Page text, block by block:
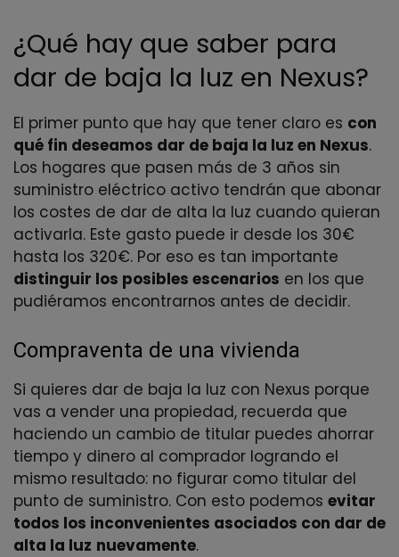
¿Qué hay que saber para
dar de baja la luz en Nexus?
El primer punto que hay que tener claro es con
qué fin deseamos dar de baja la luz en Nexus.
Los hogares que pasen más de 3 años sin
suministro eléctrico activo tendrán que abonar
los costes de dar de alta la luz cuando quieran
activarla. Este gasto puede ir desde los 30€
hasta los 320€. Por eso es tan importante
distinguir los posibles escenarios en los que
pudiéramos encontrarnos antes de decidir.
Compraventa de una vivienda
Si quieres dar de baja la luz con Nexus porque
vas a vender una propiedad, recuerda que
haciendo un cambio de titular puedes ahorrar
tiempo y dinero al comprador logrando el
mismo resultado: no figurar como titular del
punto de suministro. Con esto podemos evitar
todos los inconvenientes asociados con dar de
alta la luz nuevamente.